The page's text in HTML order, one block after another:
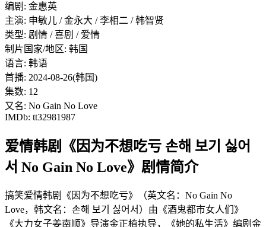
编剧: 金惠英
主演: 申敏儿 / 金永大 / 李相二 / 韩智贤
类型: 剧情 / 喜剧 / 爱情
制片国家/地区: 韩国
语言: 韩语
首播: 2024-08-26(韩国)
集数: 12
又名: No Gain No Love
IMDb: tt32981987
爱情韩剧《因为不想吃亏 손해 보기 싫어
서 No Gain No Love》剧情简介
搞笑爱情韩剧《因为不想吃亏》（英文名：No Gain No
Love，韩文名：손해 보기 싫어서）由《酒鬼都市女人们》
《大力女子姜南顺》导演金正植执导，《她的私生活》编剧金